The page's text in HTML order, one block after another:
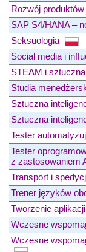
Rozwój produktów
SAP S4/HANA –
Seksuologia
Social media i
STEAM i
Studia
Sztuczna
Sztuczna
Tester
Tester
z zastosowaniem
Transport i
Trener języków
Tworzenie
Wczesne
Wczesne